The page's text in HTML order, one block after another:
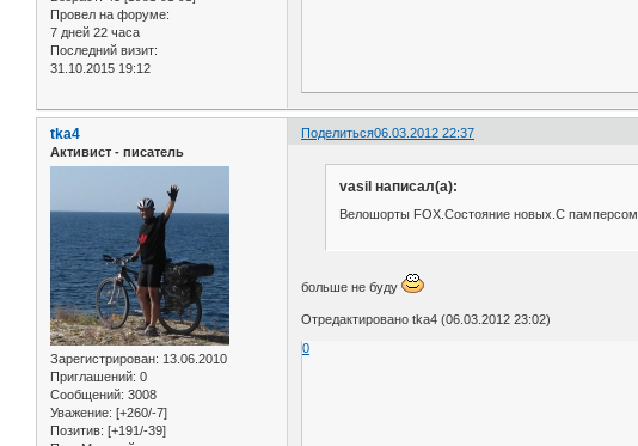
Провел на форуме:
7 дней 22 часа
Последний визит:
31.10.2015 19:12
Поделиться06.03.2012 22:37
tka4
Активист - писатель
Зарегистрирован: 13.06.2010
Приглашений: 0
Сообщений: 3008
Уважение: [+260/-7]
Позитив: [+191/-39]
vasil написал(а):
Велошорты FOX.Состояние новых.С памперсом
больше не буду
Отредактировано tka4 (06.03.2012 23:02)
0